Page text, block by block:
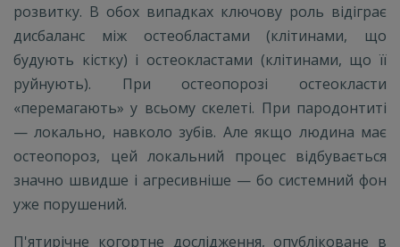
розвитку. В обох випадках ключову роль відіграє
дисбаланс між остеобластами (клітинами, що
будують кістку) і остеокластами (клітинами, що її
руйнують). При остеопорозі остеокласти
«перемагають» у всьому скелеті. При пародонтиті
— локально, навколо зубів. Але якщо людина має
остеопороз, цей локальний процес відбувається
значно швидше і агресивніше — бо системний фон
уже порушений.
П'ятирічне когортне дослідження, опубліковане в